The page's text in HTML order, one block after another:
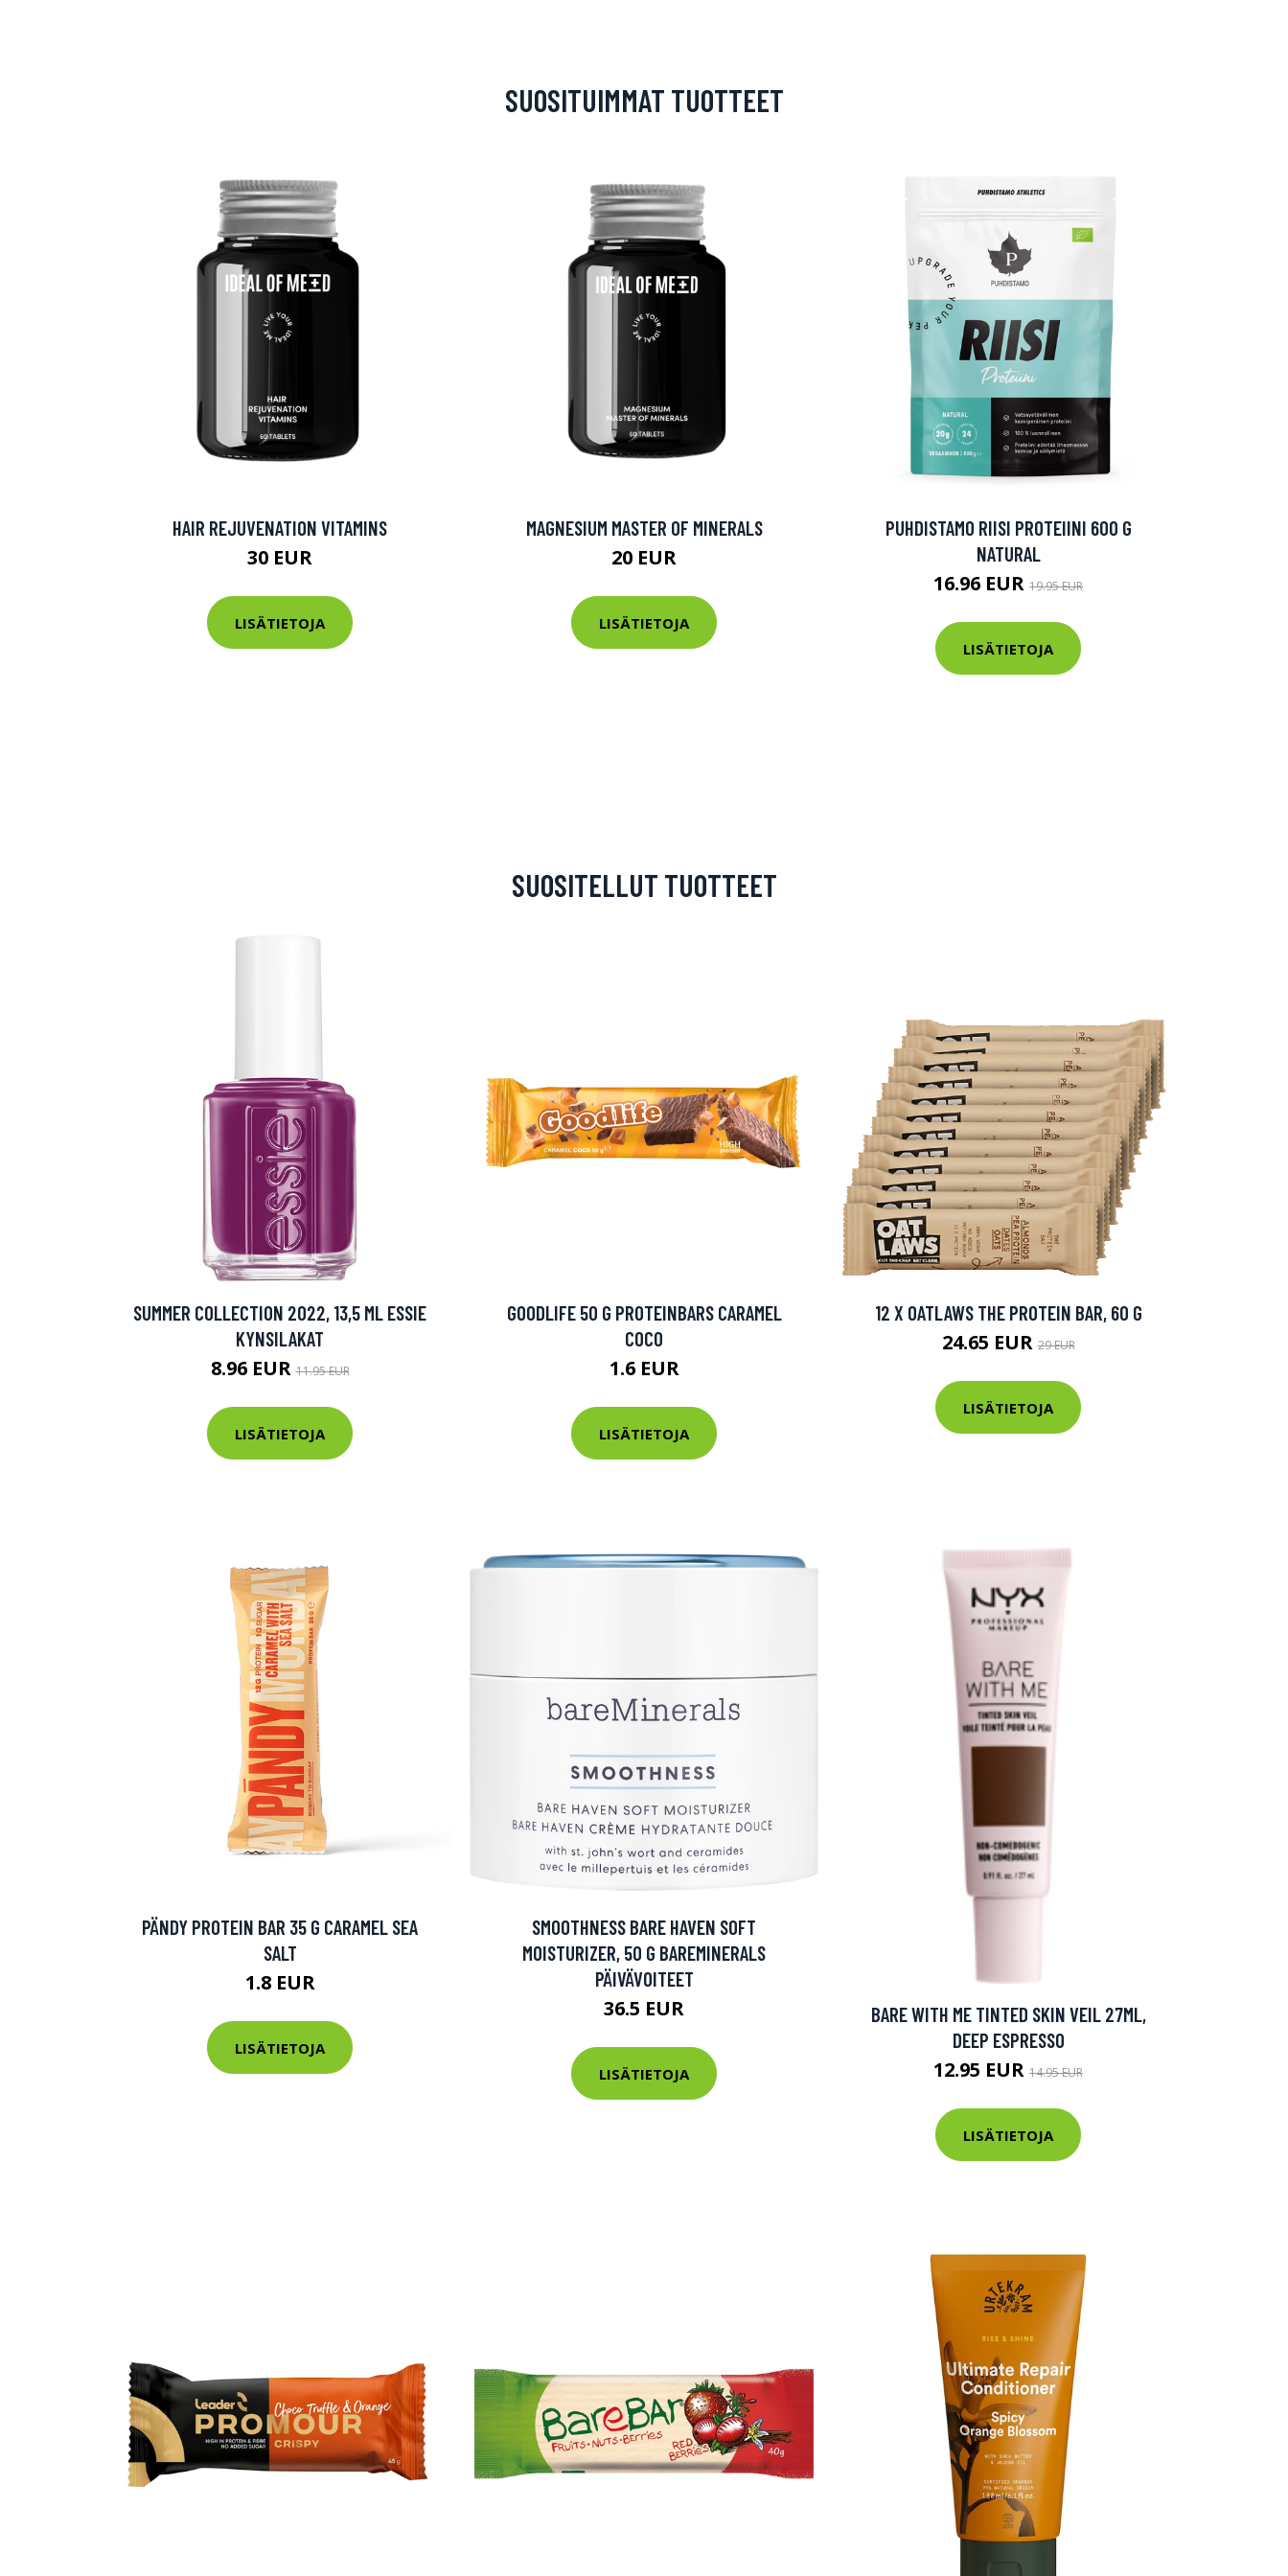
SUOSITUIMMAT TUOTTEET
HAIR REJUVENATION VITAMINS
30 EUR
LISÄTIETOJA
MAGNESIUM MASTER OF MINERALS
20 EUR
LISÄTIETOJA
PUHDISTAMO RIISI PROTEIINI 600 G
NATURAL
16.96 EUR 19.95 EUR
LISÄTIETOJA
SUOSITELLUT TUOTTEET
SUMMER COLLECTION 2022, 13,5 ML ESSIE
KYNSILAKAT
8.96 EUR11.95 EUR
LISÄTIETOJA
GOODLIFE 50 G PROTEINBARS CARAMEL
COCO
1.6 EUR
LISÄTIETOJA
12 X OATLAWS THE PROTEIN BAR, 60 G
24.65 EUR29 EUR
LISÄTIETOJA
PÄNDY PROTEIN BAR 35 G CARAMEL SEA
SALT
1.8 EUR
LISÄTIETOJA
SMOOTHNESS BARE HAVEN SOFT
MOISTURIZER, 50 G BAREMINERALS
PÄIVÄVOITEET
36.5 EUR
LISÄTIETOJA
BARE WITH ME TINTED SKIN VEIL 27ML,
DEEP ESPRESSO
12.95 EUR 14.95 EUR
LISÄTIETOJA
Erikoistarjous
Sponsoriltamme
IdealofMeD Kauppa
Kaikki IdealofMeDin tuotteet -20 %!
Varaa terveystarkastusnyt vain 200 €
hintaan.
KATSO TARJOUS